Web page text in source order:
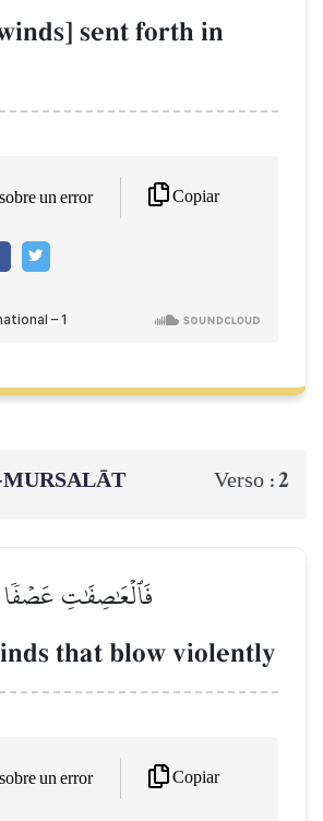
sent forth in
un error Copiar
Verso :2
فَٱلۡعَٰصِفَٰتِ عَصۡفٗا
that blow violently
un error Copiar